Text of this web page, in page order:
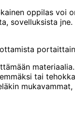
oppilas
sovelluksista
materiaalia.
tai